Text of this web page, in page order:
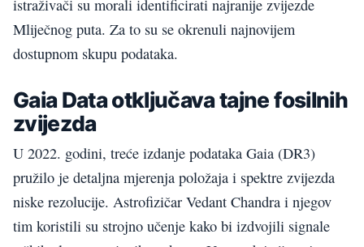
istraživači su morali identificirati najranije zvijezde
Mliječnog puta. Za to su se okrenuli najnovijem
dostupnom skupu podataka.
Gaia Data otključava tajne fosilnih
zvijezda
U 2022. godini, treće izdanje podataka Gaia (DR3)
pružilo je detaljna mjerenja položaja i spektre zvijezda
niske rezolucije. Astrofizičar Vedant Chandra i njegov
tim koristili su strojno učenje kako bi izdvojili signale